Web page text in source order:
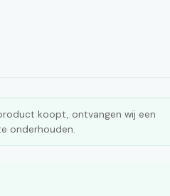
koopt, ontvangen wij een
onderhouden.